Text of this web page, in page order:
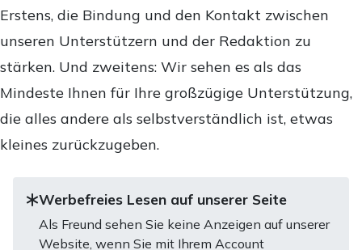
Erstens, die Bindung und den Kontakt zwischen
unseren Unterstützern und der Redaktion zu
stärken. Und zweitens: Wir sehen es als das
Mindeste Ihnen für Ihre großzügige Unterstützung,
die alles andere als selbstverständlich ist, etwas
kleines zurückzugeben.
Werbefreies Lesen auf unserer Seite
Als Freund sehen Sie keine Anzeigen auf unserer
Website, wenn Sie mit Ihrem Account